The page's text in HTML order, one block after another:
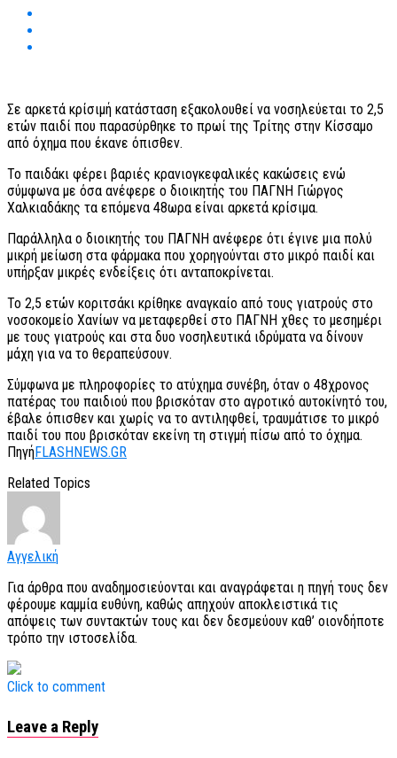
Σε αρκετά κρίσιμή κατάσταση εξακολουθεί να νοσηλεύεται το 2,5
ετών παιδί που παρασύρθηκε το πρωί της Τρίτης στην Κίσσαμο
από όχημα που έκανε όπισθεν.
Το παιδάκι φέρει βαριές κρανιογκεφαλικές κακώσεις ενώ
σύμφωνα με όσα ανέφερε ο διοικητής του ΠΑΓΝΗ Γιώργος
Χαλκιαδάκης τα επόμενα 48ωρα είναι αρκετά κρίσιμα.
Παράλληλα ο διοικητής του ΠΑΓΝΗ ανέφερε ότι έγινε μια πολύ
μικρή μείωση στα φάρμακα που χορηγούνται στο μικρό παιδί και
υπήρξαν μικρές ενδείξεις ότι ανταποκρίνεται.
Το 2,5 ετών κοριτσάκι κρίθηκε αναγκαίο από τους γιατρούς στο
νοσοκομείο Χανίων να μεταφερθεί στο ΠΑΓΝΗ χθες το μεσημέρι
με τους γιατρούς και στα δυο νοσηλευτικά ιδρύματα να δίνουν
μάχη για να το θεραπεύσουν.
Σύμφωνα με πληροφορίες το ατύχημα συνέβη, όταν ο 48χρονος
πατέρας του παιδιού που βρισκόταν στο αγροτικό αυτοκίνητό του,
έβαλε όπισθεν και χωρίς να το αντιληφθεί, τραυμάτισε το μικρό
παιδί του που βρισκόταν εκείνη τη στιγμή πίσω από το όχημα.
ΠηγήFLASHNEWS.GR
Related Topics
Αγγελική
Για άρθρα που αναδημοσιεύονται και αναγράφεται η πηγή τους δεν
φέρουμε καμμία ευθύνη, καθώς απηχούν αποκλειστικά τις
απόψεις των συντακτών τους και δεν δεσμεύουν καθ’ οιονδήποτε
τρόπο την ιστοσελίδα.
Click to comment
Leave a Reply